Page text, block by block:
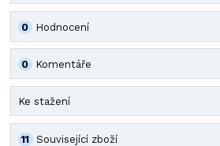
Hodnocení
0
Komentáře
0
Ke stažení
Související zboží
11